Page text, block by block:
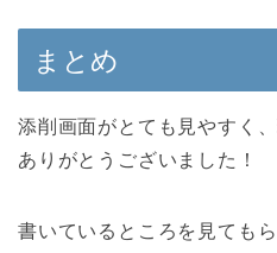
まとめ
添削画面がとても見やすく
ありがとうございました！
書いているところを見ても